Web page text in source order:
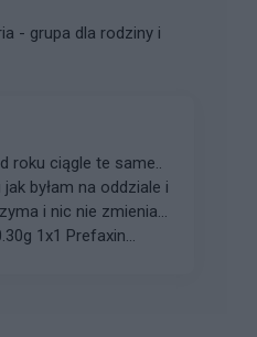
- grupa dla rodziny i
roku ciągle te same..
byłam na oddziale i
i nic nie zmienia...
1x1 Prefaxin...